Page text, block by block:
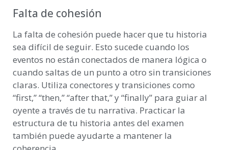
Falta de cohesión
La falta de cohesión puede hacer que tu historia
sea difícil de seguir. Esto sucede cuando los
eventos no están conectados de manera lógica o
cuando saltas de un punto a otro sin transiciones
claras. Utiliza conectores y transiciones como
“first,” “then,” “after that,” y “finally” para guiar al
oyente a través de tu narrativa. Practicar la
estructura de tu historia antes del examen
también puede ayudarte a mantener la